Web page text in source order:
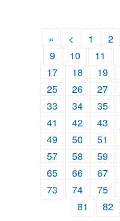
« < 1 2
9
10 11
17
18 19
25
26 27
33
34 35
41
42 43
49
50 51
57
58 59
65
66 67
73
74 75
81
82